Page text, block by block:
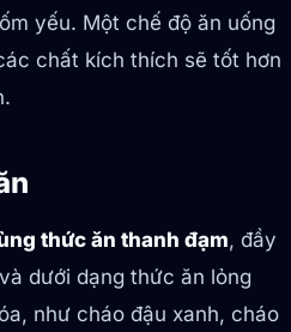
yếu. Một chế độ ăn uống
chất kích thích sẽ tốt hơn
thức ăn thanh đạm, đầy
dưới dạng thức ăn lỏng
như cháo đậu xanh, cháo